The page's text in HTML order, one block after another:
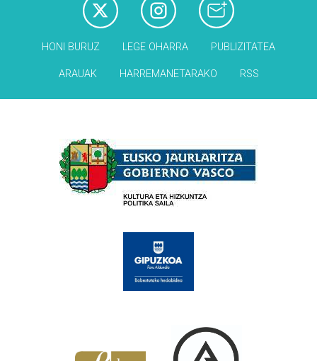
HONI BURUZ LEGE OHARRA PUBLIZITATEA
ARAUAK HARREMANETARAKO RSS